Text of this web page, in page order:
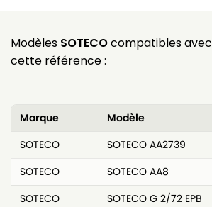
Modèles SOTECOcompatibles avec
cette référence :
Marque
Modèle
SOTECO
SOTECO AA2739
SOTECO
SOTECO AA8
SOTECO
SOTECO G 2/72 EPB